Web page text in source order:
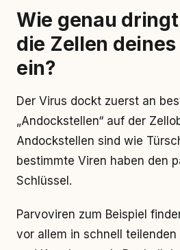
Wie genau
die Zellen
ein?
Der Virus dockt zuerst an
„Andockstellen“ auf der
Andockstellen sind wie
bestimmte Viren haben den
Schlüssel.
Parvoviren zum Beispiel
vor allem in schnell teilenden